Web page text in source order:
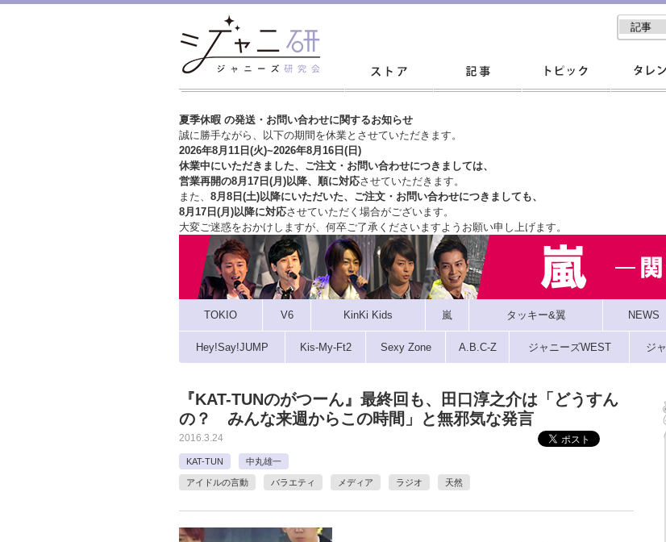
夏季休暇 の発送・お問い合わせに関するお知らせ
誠に勝手ながら、以下の期間を休業とさせていただきます。
2026年8月11日(火)~2026年8月16日(日)
休業中にいただきました、ご注文・お問い合わせにつきましては、
営業再開の8月17日(月)以降、順に対応させていただきます。
また、 8月8日(土)以降にいただいた、ご注文・ お問い合わせにつきましても、
8月17日(月)以降に対応させていただく場合がございます。
大変ご迷惑をおかけしますが、 何卒ご了承くださいますようお願い申し上げます。
TOKIO V6 KinKi Kids 嵐 タッキー&翼 NEWS
Hey!Say!JUMP Kis-My-Ft2 Sexy Zone A.B.C-Z ジャニーズWEST ジ
『KAT-TUNのがつーん』最終回も、田口淳之介は「どうすん
の？ みんな来週からこの時間」と無邪気な発言
2016.3.24
KAT-TUN 中丸雄一
アイドルの言動 バラエティ メディア ラジオ 天然